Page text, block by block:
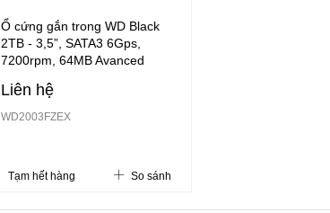
Ổ cứng gắn trong WD Black
2TB - 3,5”, SATA3 6Gps,
7200rpm, 64MB Avanced
Liên hệ
WD2003FZEX
Tạm hết hàng So sánh